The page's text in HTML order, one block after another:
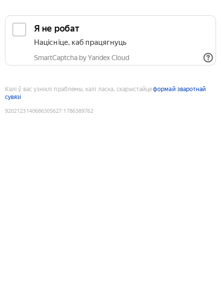
Я не робат
Націсніце, каб працягнуць
SmartCaptcha by Yandex Cloud
Калі ў вас узніклі праблемы, калі ласка, скарыстайцеформай зваротнай
сувязі
9202123140686305627:1786389762